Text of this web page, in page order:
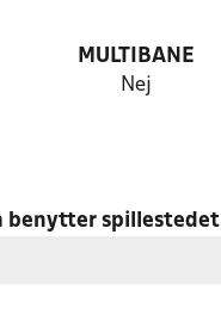
MULTIBANE
Nej
benytter spillestedet